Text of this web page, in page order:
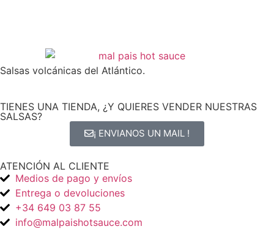
Salsas volcánicas del Atlántico.
TIENES UNA TIENDA, ¿Y QUIERES VENDER NUESTRAS
SALSAS?
¡ ENVIANOS UN MAIL !
ATENCIÓN AL CLIENTE
Medios de pago y envíos
Entrega o devoluciones
+34 649 03 87 55
info@malpaishotsauce.com